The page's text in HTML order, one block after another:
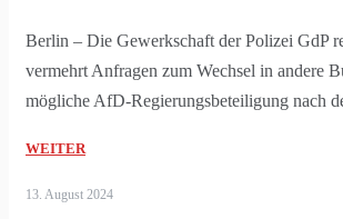
Berlin – Die Gewerkschaft der Polizei GdP
vermehrt Anfragen zum Wechsel in andere
mögliche AfD-Regierungsbeteiligung nach
WEITER
13. August 2024